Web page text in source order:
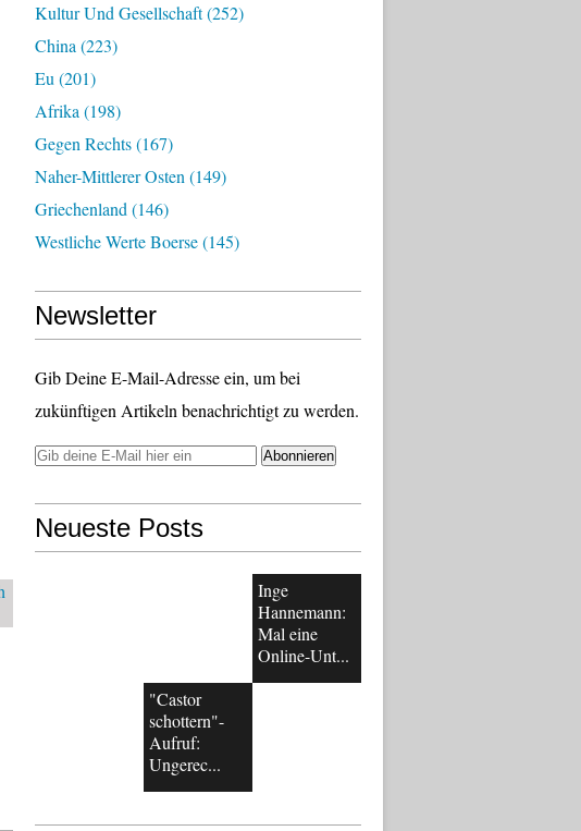
Kultur Und Gesellschaft(252)
China (223)
Eu (201)
Afrika (198)
Gegen Rechts(167)
Naher-Mittlerer Osten (149)
Griechenland (146)
Westliche Werte Boerse(145)
Newsletter
Gib Deine E-Mail-Adresse ein, um bei
zukünftigen Artikeln benachrichtigt zu werden.
Neueste Posts
Inge
Hannemann:
Mal eine
Online-Unt...
"Castor
schottern"-
Aufruf:
Ungerec...